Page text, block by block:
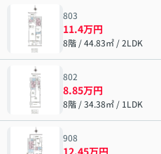
803
11.4万円
8階 / 44.83㎡ / 2LDK
802
8.85万円
8階 / 34.38㎡ / 1LDK
908
12.45万円